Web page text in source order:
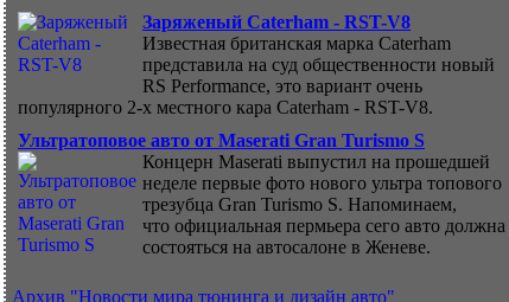
Заряженый Caterham - RST-V8
Известная британская марка Caterham
представила на суд общественности новый
RS Performance, это вариант очень
популярного 2-х местного кара Caterham - RST-V8.
Ультратоповое авто от Maserati Gran Turismo S
Концерн Maserati выпустил на прошедшей
неделе первые фото нового ультра топового
трезубца Gran Turismo S. Напоминаем,
что официальная пермьера сего авто должна
состояться на автосалоне в Женеве.
Архив "Новости мира тюнинга и дизайн авто"